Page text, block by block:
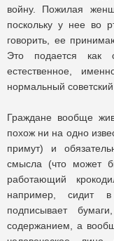
войну. Пожилая
поскольку у нее во
говорить, ее
Это подается как
естественное,
нормальный советский
Граждане вообще
похож ни на одно
примут) и
смысла (что может
работающий
например, сидит
подписывает
содержанием, а